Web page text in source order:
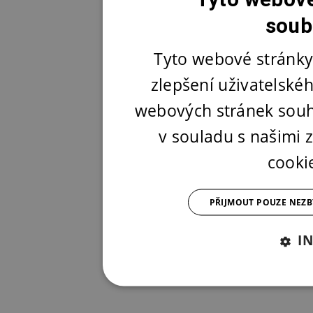
Tyto webové
zlepšení
webových stránek
v souladu s našimi
PŘIJMOUT POUZE